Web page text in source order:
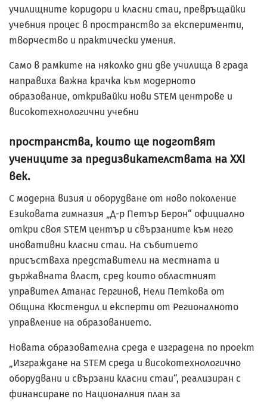
училищните коридори и класни стаи, превръщайки
учебния процес в пространство за експерименти,
творчество и практически умения.
Само в рамките на няколко дни две училища в града
направиха важна крачка към модерното
образование, откривайки нови STEM центрове и
високотехнологични учебни
пространства, които ще подготвят
учениците за предизвикателствата на XXI
век.
С модерна визия и оборудване от ново поколение
Езиковата гимназия „Д-р Петър Берон“ официално
откри своя STEM център и свързаните към него
иновативни класни стаи. На събитието
присъстваха представители на местната и
държавната власт, сред които областният
управител Атанас Гергинов, Нели Петкова от
Община Кюстендил и експерти от Регионалното
управление на образованието.
Новата образователна среда е изградена по проект
„Изграждане на STEM среда и високотехнологично
оборудвани и свързани класни стаи“, реализиран с
финансиране по Националния план за